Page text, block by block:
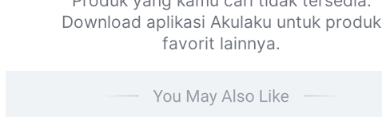
Download aplikasi Akulaku untuk produk
favorit lainnya.